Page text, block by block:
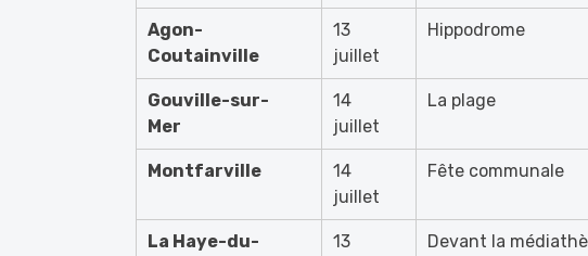
Agon-
Coutainville
13
juillet
Hippodrome
Gouville-sur-
Mer
14
juillet
La plage
Montfarville
14
juillet
Fête communale
La Haye-du-
13
Devant la